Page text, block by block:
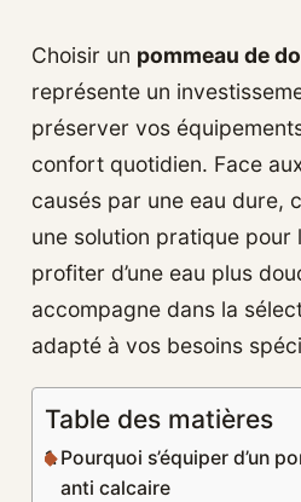
Choisir un pommeau de
représente un
préserver vos
confort quotidien. Face
causés par une eau dure,
une solution pratique
profiter d’une eau plus
accompagne dans la
adapté à vos besoins
Table des matières
Pourquoi s’équiper d’un
anti calcaire